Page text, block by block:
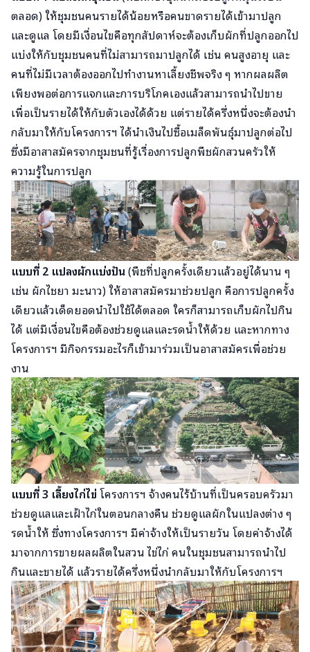
ตลอด) ให้ชุมชนคนรายได้น้อยหรือคนขาดรายได้เข้ามาปลูก
และดูแล โดยมีเงื่อนไขคือทุกสัปดาห์จะต้องเก็บผักที่ปลูกออกไป
แบ่งให้กับชุมชนคนที่ไม่สามารถมาปลูกได้ เช่น คนสูงอายุ และ
คนที่ไม่มีเวลาต้องออกไปทำงานหาเลี้ยงชีพจริง ๆ หากผลผลิต
เพียงพอต่อการแจกและการบริโภคเองแล้วสามารถนำไปขาย
เพื่อเป็นรายได้ให้กับตัวเองได้ด้วย แต่รายได้ครึ่งหนึ่งจะต้องนำ
กลับมาให้กับโครงการฯ ได้นำเงินไปซื้อเมล็ดพันธุ์มาปลูกต่อไป
ซึ่งมีอาสาสมัครจากชุมชนที่รู้เรื่องการปลูกพืชผักสวนครัวให้
ความรู้ในการปลูก
แบบที่ 2 แปลงผักแบ่งปัน(พืชที่ปลูกครั้งเดียวแล้วอยู่ได้นาน ๆ
เช่น ผักไชยา มะนาว) ให้อาสาสมัครมาช่วยปลูก คือการปลูกครั้ง
เดียวแล้วเด็ดยอดนำไปใช้ได้ตลอด ใครก็สามารถเก็บผักไปกิน
ได้ แต่มีเงื่อนไขคือต้องช่วยดูแลและรดน้ำให้ด้วย และหากทาง
โครงการฯ มีกิจกรรมอะไรก็เข้ามาร่วมเป็นอาสาสมัครเพื่อช่วย
งาน
แบบที่ 3 เลี้ยงไก่ไข่โครงการฯ จ้างคนไร้บ้านที่เป็นครอบครัวมา
ช่วยดูแลและเฝ้าไก่ในตอนกลางคืน ช่วยดูแลผักในแปลงต่าง ๆ
รดน้ำให้ ซึ่งทางโครงการฯ มีค่าจ้างให้เป็นรายวัน โดยค่าจ้างได้
มาจากการขายผลผลิตในสวน ไข่ไก่ คนในชุมชนสามารถนำไป
กินและขายได้ แล้วรายได้ครึ่งหนึ่งนำกลับมาให้กับโครงการฯ